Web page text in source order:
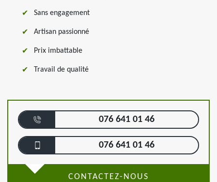
Sans engagement
Artisan passionné
Prix imbattable
Travail de qualité
076 641 01 46
076 641 01 46
CONTACTEZ-NOUS